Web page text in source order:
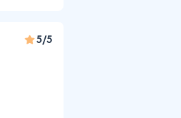
5/5